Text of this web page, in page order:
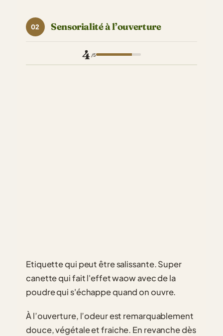
02 Sensorialité à l’ouverture
4 /5
Etiquette qui peut être salissante. Super
canette qui fait l'effet waow avec de la
poudre qui s'échappe quand on ouvre.
À l’ouverture, l’odeur est remarquablement
douce, végétale et fraiche. En revanche dès